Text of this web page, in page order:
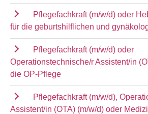
Pflegefachkraft (m/w/d) oder
für die geburtshilflichen und
Pflegefachkraft (m/w/d) oder
Operationstechnische/r Assistent/in
die OP-Pflege
Pflegefachkraft (m/w/d),
Assistent/in (OTA) (m/w/d) oder